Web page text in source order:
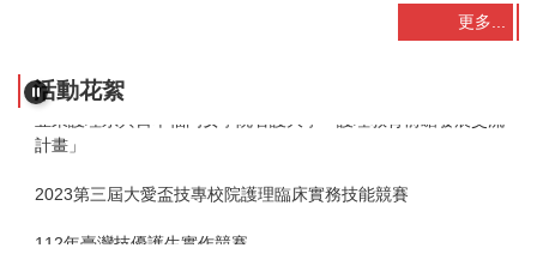
賀！「2023第三屆大愛盃技專校院護理臨床實務技能競賽」榮獲
更多...
活動花絮
計畫」
2023第三屆大愛盃技專校院護理臨床實務技能競賽
112年臺灣技優護生實作競賽